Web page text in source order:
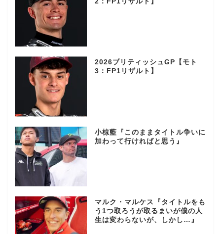
2026ブリティッシュGP【モト
3：FP1リザルト】
小椋藍『このままタイトル争いに
加わって行ければと思う』
マルク・マルケス『タイトルをも
う1つ取ろうが取るまいが僕の人
生は変わらないが、しかし…』